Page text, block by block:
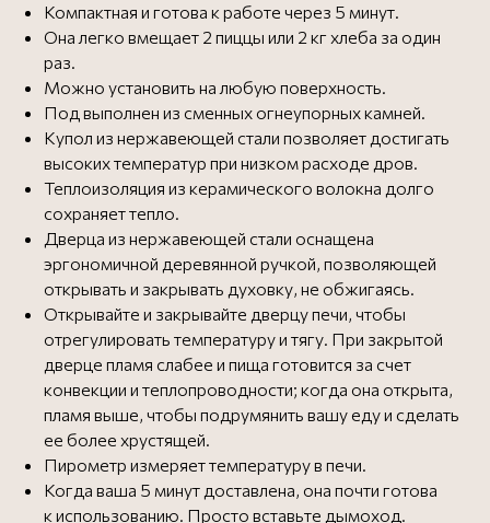
Компактная и готова к работе через 5 минут.
Она легко вмещает 2 пиццы или 2 кг хлеба за один
раз.
Можно установить на любую поверхность.
Под выполнен из сменных огнеупорных камней.
Купол из нержавеющей стали позволяет достигать
высоких температур при низком расходе дров.
Теплоизоляция из керамического волокна долго
сохраняет тепло.
Дверца из нержавеющей стали оснащена
эргономичной деревянной ручкой, позволяющей
открывать и закрывать духовку, не обжигаясь.
Открывайте и закрывайте дверцу печи, чтобы
отрегулировать температуру и тягу. При закрытой
дверце пламя слабее и пища готовится за счет
конвекции и теплопроводности; когда она открыта,
пламя выше, чтобы подрумянить вашу еду и сделать
ее более хрустящей.
Пирометр измеряет температуру в печи.
Когда ваша 5 минут доставлена, она почти готова
к использованию. Просто вставьте дымоход.
ДОПОЛНИТЕЛЬНОК ВАШЕЙ
ПЕЧИ
рекомендуем